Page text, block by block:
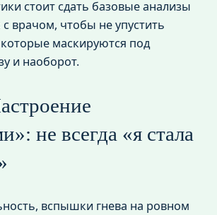
стоит сдать базовые анализы
с врачом, чтобы не упустить
маскируются под
и наоборот.
не всегда «я стала
вспышки гнева на ровном